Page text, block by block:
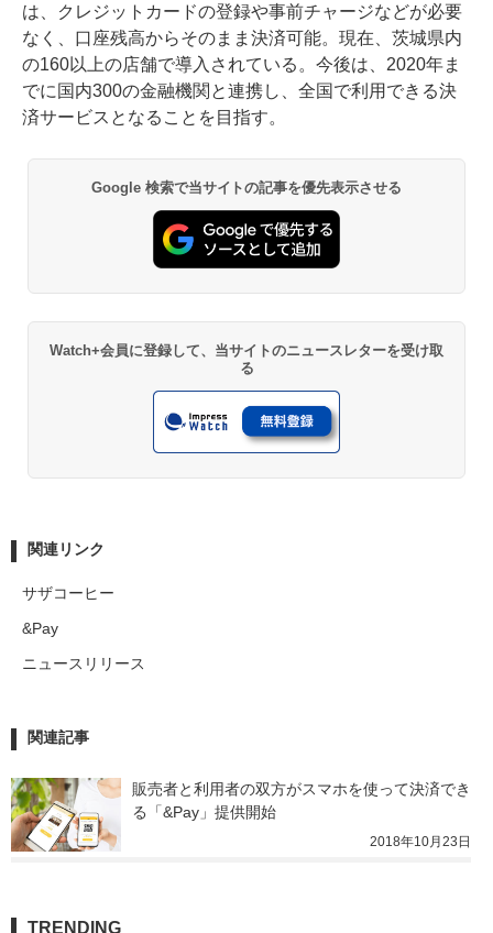
は、クレジットカードの登録や事前チャージなどが必要
なく、口座残高からそのまま決済可能。現在、茨城県内
の160以上の店舗で導入されている。今後は、2020年ま
でに国内300の金融機関と連携し、全国で利用できる決
済サービスとなることを目指す。
Google 検索で当サイトの記事を優先表示させる
Watch+会員に登録して、当サイトのニュースレターを受け取
る
関連リンク
サザコーヒー
&Pay
ニュースリリース
関連記事
販売者と利用者の双方がスマホを使って決済でき
る「&Pay」提供開始
2018年10月23日
TRENDING